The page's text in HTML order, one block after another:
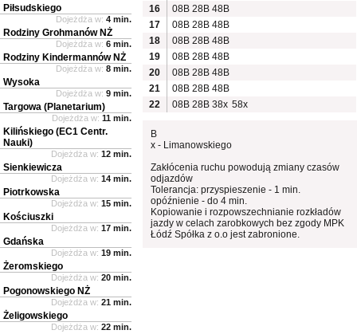
16
08B 28B 48B
17
08B 28B 48B
18
08B 28B 48B
19
08B 28B 48B
20
08B 28B 48B
21
08B 28B 48B
22
08B 28B 38x 58x
B
x - Limanowskiego
Zakłócenia ruchu powodują zmiany czasów
odjazdów
Tolerancja: przyspieszenie - 1 min.
opóźnienie - do 4 min.
Kopiowanie i rozpowszechnianie rozkładów
jazdy w celach zarobkowych bez zgody MPK
Łódź Spółka z o.o jest zabronione.
Piłsudskiego
Dojeżdża w: 4 min.
Rodziny Grohmanów NŻ
Dojeżdża w: 6 min.
Rodziny Kindermannów NŻ
Dojeżdża w: 8 min.
Wysoka
Dojeżdża w: 9 min.
Targowa (Planetarium)
Dojeżdża w: 11 min.
Kilińskiego (EC1 Centr.
Nauki)
Dojeżdża w: 12 min.
Sienkiewicza
Dojeżdża w: 14 min.
Piotrkowska
Dojeżdża w: 15 min.
Kościuszki
Dojeżdża w: 17 min.
Gdańska
Dojeżdża w: 19 min.
Żeromskiego
Dojeżdża w: 20 min.
Pogonowskiego NŻ
Dojeżdża w: 21 min.
Żeligowskiego
Dojeżdża w: 22 min.